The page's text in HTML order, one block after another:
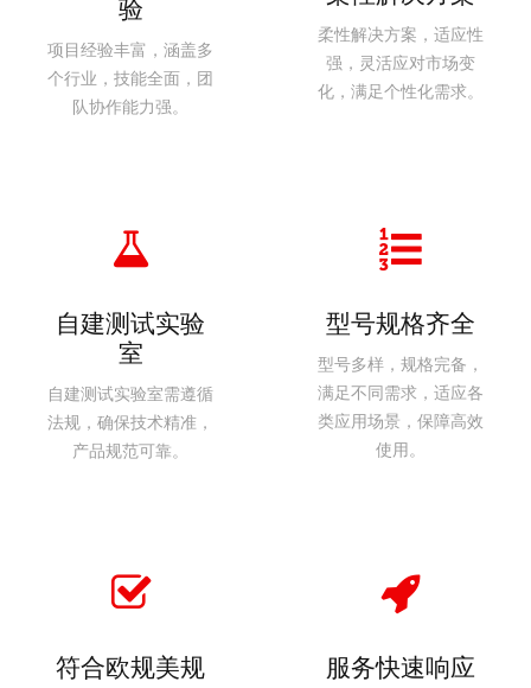
验
项目经验丰富，涵盖多
个行业，技能全面，团
队协作能力强。
柔性解决方案，适应性
强，灵活应对市场变
化，满足个性化需求。
自建测试实验
室
自建测试实验室需遵循
法规，确保技术精准，
产品规范可靠。
型号规格齐全
型号多样，规格完备，
满足不同需求，适应各
类应用场景，保障高效
使用。
符合欧规美规 服务快速响应